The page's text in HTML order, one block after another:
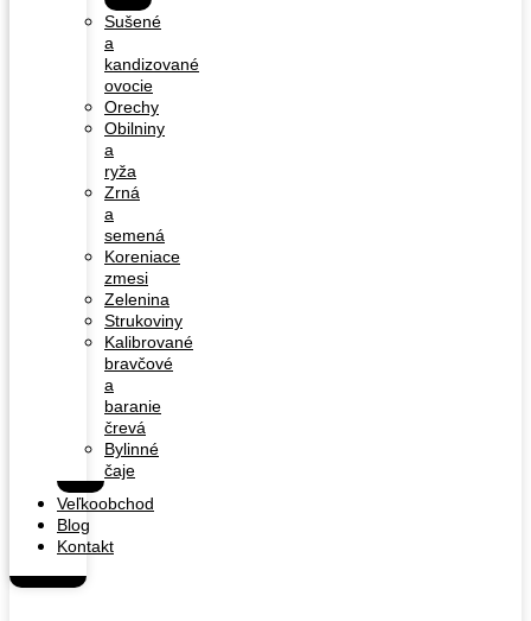
Sušené
a
kandizované
ovocie
Orechy
Obilniny
a
ryža
Zrná
a
semená
Koreniace
zmesi
Zelenina
Strukoviny
Kalibrované
bravčové
a
baranie
črevá
Bylinné
čaje
Veľkoobchod
Blog
Kontakt